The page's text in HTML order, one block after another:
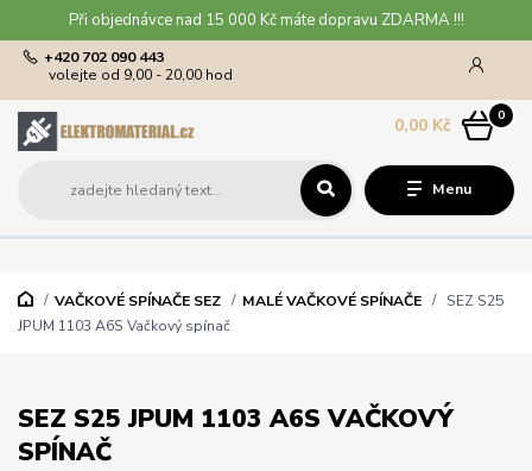
Při objednávce nad 15 000 Kč máte dopravu ZDARMA !!!
Menu
+420 702 090 443
volejte od 9,00 - 20,00 hod
0
0,00 Kč
VAČKOVÉ SPÍNAČE SEZ MALÉ VAČKOVÉ SPÍNAČE
SEZ S25
JPUM 1103 A6S Vačkový spínač
SEZ S25 JPUM 1103 A6S VAČKOVÝ
SPÍNAČ